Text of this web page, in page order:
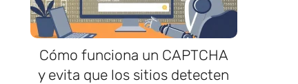
Cómo funciona un CAPTCHA
y evita que los sitios detecten